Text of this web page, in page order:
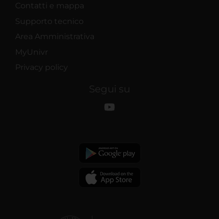
Contatti e mappa
Supporto tecnico
Area Amministrativa
MyUnivr
Privacy policy
Segui su